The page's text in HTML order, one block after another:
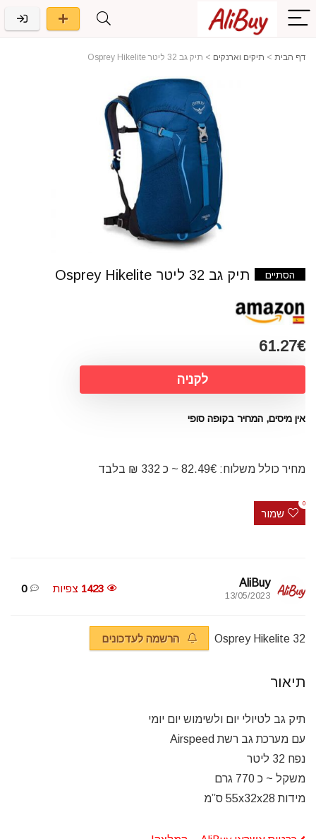
דף הבית > תיקים וארנקים > תיק גב 32 ליטר Osprey Hikelite
הסתיים תיק גב 32 ליטר Osprey Hikelite
61.27€
לקניה
אין מיסים, המחיר בקופה סופי
מחיר כולל משלוח: 82.49€ ~ כ 332 ₪ בלבד
שמור
0
AliBuy
13/05/2023
1423 צפיות 0
Osprey Hikelite 32 הרשמה לעדכונים
תיאור
תיק גב לטיולי יום ולשימוש יום יומי
עם מערכת גב רשת Airspeed
נפח 32 ליטר
משקל ~ כ 770 גרם
מידות 55x32x28 ס”מ